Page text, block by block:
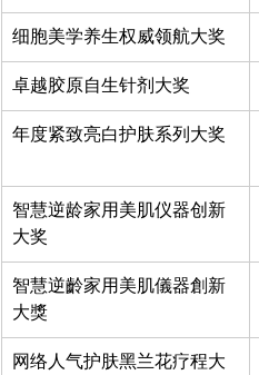
细胞美学养生权威领航大奖
卓越胶原自生针剂大奖
年度紧致亮白护肤系列大奖
智慧逆龄家用美肌仪器创新
大奖
智慧逆齡家用美肌儀器創新
大獎
网络人气护肤黑兰花疗程大